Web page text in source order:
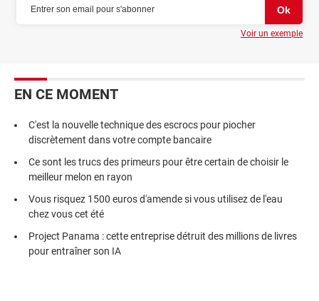
Voir un exemple
EN CE MOMENT
C'est la nouvelle technique des escrocs pour piocher
discrètement dans votre compte bancaire
Ce sont les trucs des primeurs pour être certain de choisir le
meilleur melon en rayon
Vous risquez 1500 euros d'amende si vous utilisez de l'eau
chez vous cet été
Project Panama : cette entreprise détruit des millions de livres
pour entraîner son IA